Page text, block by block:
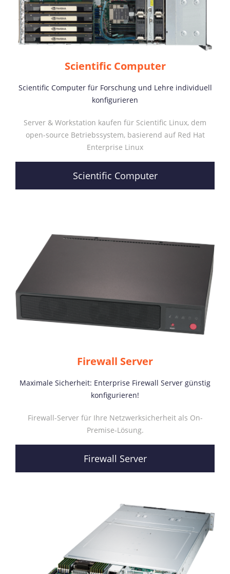
Scientific Computer
Scientific Computer für Forschung und Lehre individuell
konfigurieren
Server & Workstation kaufen für Scientific Linux, dem
open-source Betriebssystem, basierend auf Red Hat
Enterprise Linux
Scientific Computer
Firewall Server
Maximale Sicherheit: Enterprise Firewall Server günstig
konfigurieren!
Firewall-Server für Ihre Netzwerksicherheit als On-
Premise-Lösung.
Firewall Server